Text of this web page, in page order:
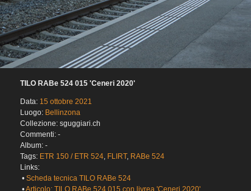
TILO RABe 524 015 'Ceneri 2020'
Data: 15 ottobre 2021
Luogo: Bellinzona
Collezione: sguggiari.ch
Commenti: -
Album: -
Tags: ETR 150 / ETR 524, FLIRT, RABe 524
Links:
• Scheda tecnica TILO RABe 524